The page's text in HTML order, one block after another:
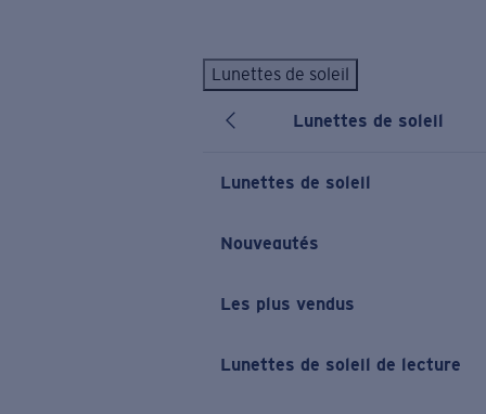
Lunettes de soleil
Lunettes de soleil
Lunettes de soleil
Nouveautés
Les plus vendus
Lunettes de soleil de lecture
LES PLUS RECHERCHÉS
Lunettes de soleil personnalisées Nouveau